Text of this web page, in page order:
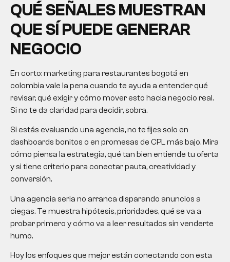
QUÉ SEÑALES MUESTRAN
QUE SÍ PUEDE GENERAR
NEGOCIO
En corto:marketing para restaurantes bogotá en
colombia vale la pena cuando te ayuda a entender qué
revisar, qué exigir y cómo mover esto hacia negocio real.
Si no te da claridad para decidir, sobra.
Si estás evaluando una agencia, no te fijes solo en
dashboards bonitos o en promesas de CPL más bajo. Mira
cómo piensa la estrategia, qué tan bien entiende tu oferta
y si tiene criterio para conectar pauta, creatividad y
conversión.
Una agencia seria no arranca disparando anuncios a
ciegas. Te muestra hipótesis, prioridades, qué se va a
probar primero y cómo va a leer resultados sin venderte
humo.
Hoy los enfoques que mejor están conectando con esta